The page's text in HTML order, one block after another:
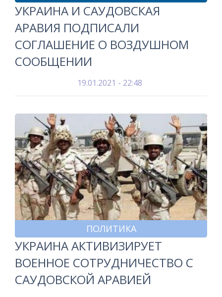
УКРАИНА И САУДОВСКАЯ
АРАВИЯ ПОДПИСАЛИ
СОГЛАШЕНИЕ О ВОЗДУШНОМ
СООБЩЕНИИ
19.01.2021 - 22:48
ПОЛИТИКА
УКРАИНА АКТИВИЗИРУЕТ
ВОЕННОЕ СОТРУДНИЧЕСТВО С
САУДОВСКОЙ АРАВИЕЙ